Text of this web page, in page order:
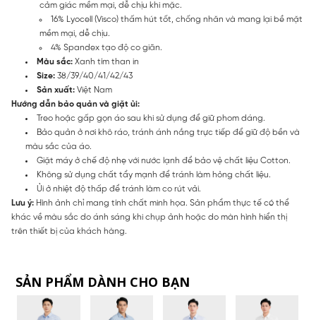
cảm giác mềm mại, dễ chịu khi mặc.
16% Lyocell (Visco) thấm hút tốt, chống nhăn và mang lại bề mặt
mềm mại, dễ chịu.
4% Spandex tạo độ co giãn.
Màu sắc: Xanh tím than in
Size: 38/39/40/41/42/43
Sản xuất: Việt Nam
Hướng dẫn bảo quản và giặt ủi:
Treo hoặc gấp gọn áo sau khi sử dụng để giữ phom dáng.
Bảo quản ở nơi khô ráo, tránh ánh nắng trực tiếp để giữ độ bền và
màu sắc của áo.
Giặt máy ở chế độ nhẹ với nước lạnh để bảo vệ chất liệu Cotton.
Không sử dụng chất tẩy mạnh để tránh làm hỏng chất liệu.
Ủi ở nhiệt độ thấp để tránh làm co rút vải.
Lưu ý: Hình ảnh chỉ mang tính chất minh họa. Sản phẩm thực tế có thể
khác về màu sắc do ánh sáng khi chụp ảnh hoặc do màn hình hiển thị
trên thiết bị của khách hàng.
SẢN PHẨM DÀNH CHO BẠN